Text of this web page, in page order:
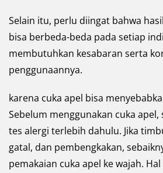
Selain itu, perlu diingat bahwa
bisa berbeda-beda pada setiap
membutuhkan kesabaran serta
penggunaannya.
karena cuka apel bisa
Sebelum menggunakan cuka apel,
tes alergi terlebih dahulu. Jika
gatal, dan pembengkakan,
pemakaian cuka apel ke wajah.